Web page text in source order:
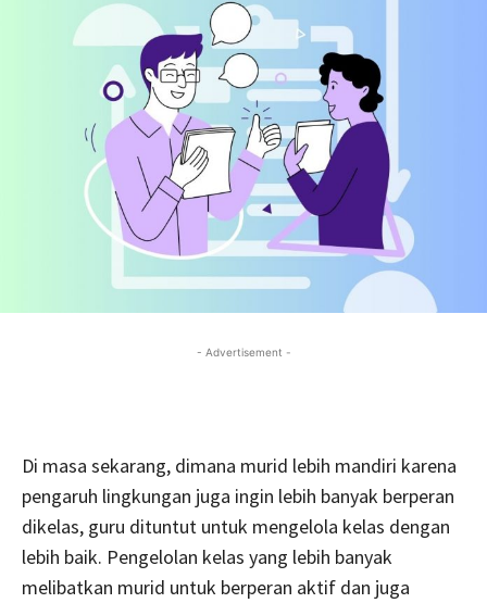
- Advertisement -
Di masa sekarang, dimana murid lebih mandiri karena
pengaruh lingkungan juga ingin lebih banyak berperan
dikelas, guru dituntut untuk mengelola kelas dengan
lebih baik. Pengelolan kelas yang lebih banyak
melibatkan murid untuk berperan aktif dan juga